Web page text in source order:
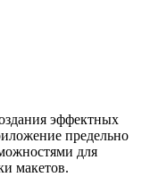
эффектных
предельно
для
макетов.